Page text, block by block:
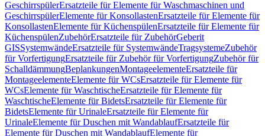
GeschirrspülerErsatzteile für Elemente für Waschmaschinen und
GeschirrspülerElemente für KonsollastenErsatzteile für Elemente für
KonsollastenElemente für KüchenspülenErsatzteile für Elemente für
KüchenspülenZubehörErsatzteile für ZubehörGeberit
GISSystemwändeErsatzteile für SystemwändeTragsystemeZubehör
für VorfertigungErsatzteile für Zubehör für VorfertigungZubehör für
SchalldämmungBeplankungenMontageelementeErsatzteile für
MontageelementeElemente für WCsErsatzteile für Elemente für
WCsElemente für WaschtischeErsatzteile für Elemente für
WaschtischeElemente für BidetsErsatzteile für Elemente für
BidetsElemente für UrinaleErsatzteile für Elemente für
UrinaleElemente für Duschen mit WandablaufErsatzteile für
Elemente für Duschen mit WandablaufElemente für